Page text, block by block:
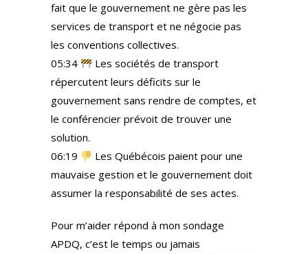
fait que le gouvernement ne gère pas les
services de transport et ne négocie pas
les conventions collectives.
05:34
Les sociétés de transport
répercutent leurs déficits sur le
gouvernement sans rendre de comptes, et
le conférencier prévoit de trouver une
solution.
06:19
Les Québécois paient pour une
mauvaise gestion et le gouvernement doit
assumer la responsabilité de ses actes.
Pour m’aider répond à mon sondage
APDQ, c’est le temps ou jamais